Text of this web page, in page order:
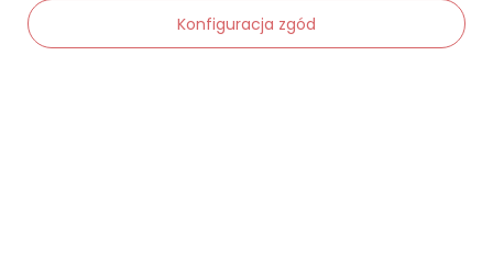
Konfiguracja zgód